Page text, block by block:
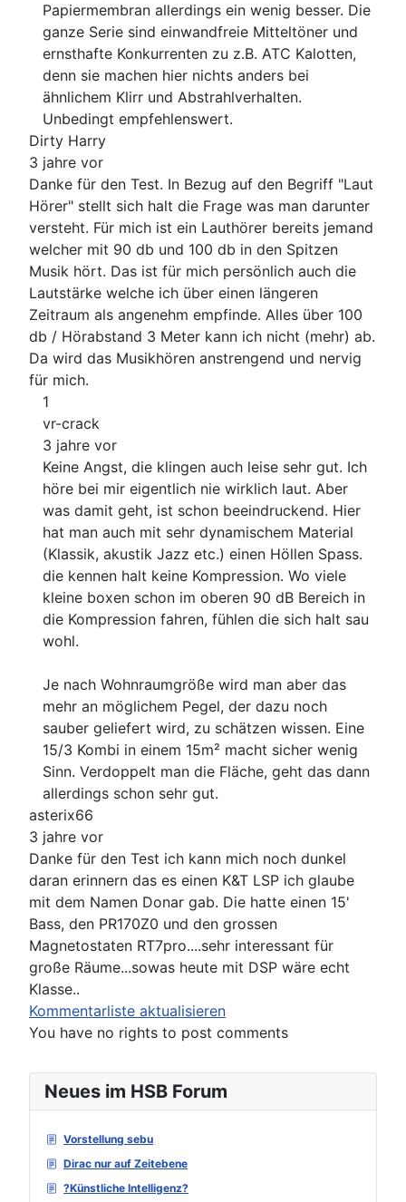
Neues im HSB Forum
Vorstellung sebu
Dirac nur auf Zeitebene
?Künstliche Intelligenz?
Papiermembran allerdings ein wenig besser. Die
ganze Serie sind einwandfreie Mitteltöner und
ernsthafte Konkurrenten zu z.B. ATC Kalotten,
denn sie machen hier nichts anders bei
ähnlichem Klirr und Abstrahlverhalten.
Unbedingt empfehlenswert.
Dirty Harry
3 jahre vor
Danke für den Test. In Bezug auf den Begriff "Laut
Hörer" stellt sich halt die Frage was man darunter
versteht. Für mich ist ein Lauthörer bereits jemand
welcher mit 90 db und 100 db in den Spitzen
Musik hört. Das ist für mich persönlich auch die
Lautstärke welche ich über einen längeren
Zeitraum als angenehm empfinde. Alles über 100
db / Hörabstand 3 Meter kann ich nicht (mehr) ab.
Da wird das Musikhören anstrengend und nervig
für mich.
1
vr-crack
3 jahre vor
Keine Angst, die klingen auch leise sehr gut. Ich
höre bei mir eigentlich nie wirklich laut. Aber
was damit geht, ist schon beeindruckend. Hier
hat man auch mit sehr dynamischem Material
(Klassik, akustik Jazz etc.) einen Höllen Spass.
die kennen halt keine Kompression. Wo viele
kleine boxen schon im oberen 90 dB Bereich in
die Kompression fahren, fühlen die sich halt sau
wohl.
Je nach Wohnraumgröße wird man aber das
mehr an möglichem Pegel, der dazu noch
sauber geliefert wird, zu schätzen wissen. Eine
15/3 Kombi in einem 15m² macht sicher wenig
Sinn. Verdoppelt man die Fläche, geht das dann
allerdings schon sehr gut.
asterix66
3 jahre vor
Danke für den Test ich kann mich noch dunkel
daran erinnern das es einen K&T LSP ich glaube
mit dem Namen Donar gab. Die hatte einen 15'
Bass, den PR170Z0 und den grossen
Magnetostaten RT7pro....sehr interessant für
große Räume...sowas heute mit DSP wäre echt
Klasse..
Kommentarliste aktualisieren
You have no rights to post comments